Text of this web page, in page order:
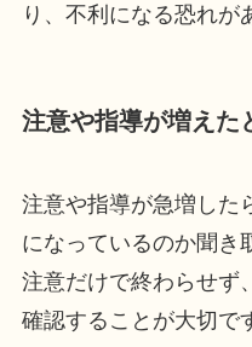
り、不利になる恐れが
注意や指導が増えた
注意や指導が急増した
になっているのか聞き
注意だけで終わらせず
確認することが大切で